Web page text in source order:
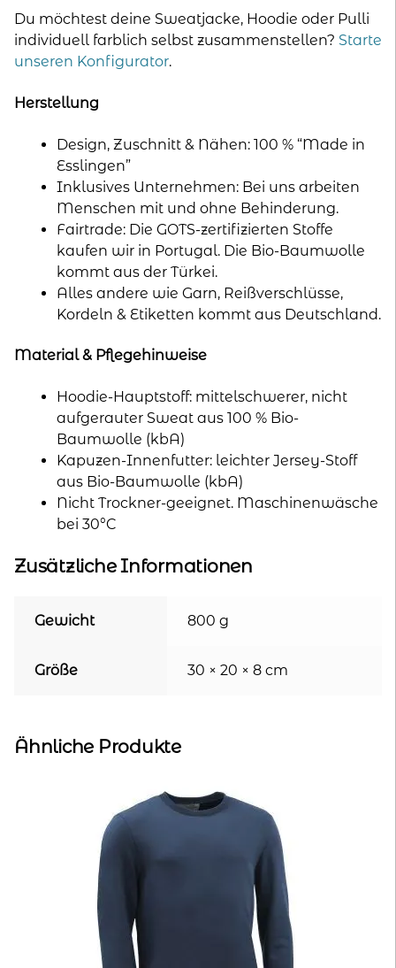
Menge
Du möchtest deine Sweatjacke, Hoodie oder Pulli
individuell farblich selbst zusammenstellen? Starte
unseren Konfigurator.
Herstellung
Design, Zuschnitt & Nähen: 100 % “Made in
Esslingen”
Inklusives Unternehmen: Bei uns arbeiten
Menschen mit und ohne Behinderung.
Fairtrade: Die GOTS-zertifizierten Stoffe
kaufen wir in Portugal. Die Bio-Baumwolle
kommt aus der Türkei.
Alles andere wie Garn, Reißverschlüsse,
Kordeln & Etiketten kommt aus Deutschland.
Material & Pflegehinweise
Hoodie-Hauptstoff: mittelschwerer, nicht
aufgerauter Sweat aus 100 % Bio-
Baumwolle (kbA)
Kapuzen-Innenfutter: leichter Jersey-Stoff
aus Bio-Baumwolle (kbA)
Nicht Trockner-geeignet. Maschinenwäsche
bei 30°C
Zusätzliche Informationen
Gewicht 800 g
Größe 30 × 20 × 8 cm
Ähnliche Produkte